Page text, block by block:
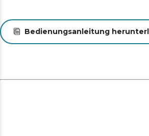
Bedienungsanleitung